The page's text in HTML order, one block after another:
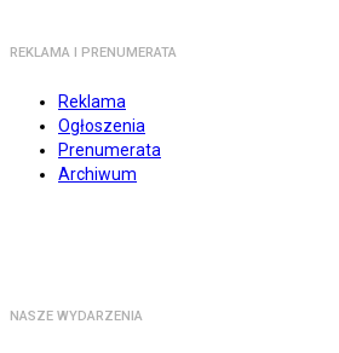
REKLAMA I PRENUMERATA
Reklama
Ogłoszenia
Prenumerata
Archiwum
NASZE WYDARZENIA